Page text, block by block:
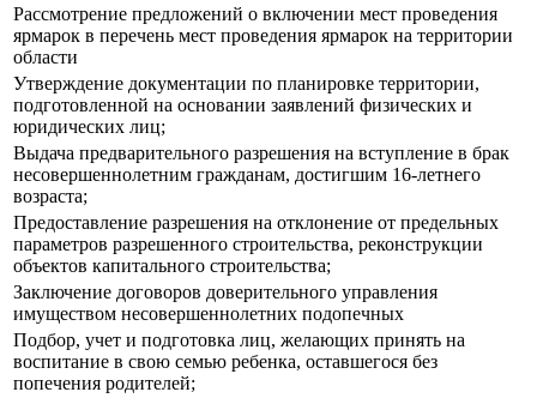
Рассмотрение предложений о включении мест проведения
ярмарок в перечень мест проведения ярмарок на территории
области
Утверждение документации по планировке территории,
подготовленной на основании заявлений физических и
юридических лиц;
Выдача предварительного разрешения на вступление в брак
несовершеннолетним гражданам, достигшим 16-летнего
возраста;
Предоставление разрешения на отклонение от предельных
параметров разрешенного строительства, реконструкции
объектов капитального строительства;
Заключение договоров доверительного управления
имуществом несовершеннолетних подопечных
Подбор, учет и подготовка лиц, желающих принять на
воспитание в свою семью ребенка, оставшегося без
попечения родителей;